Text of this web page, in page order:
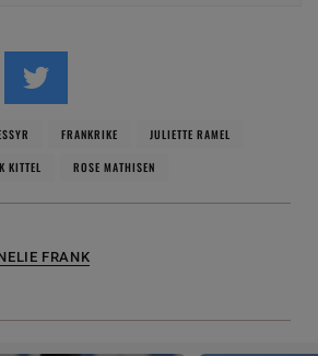
FRANKRIKE
JULIETTE RAMEL
KITTEL ROSE MATHISEN
FRANK